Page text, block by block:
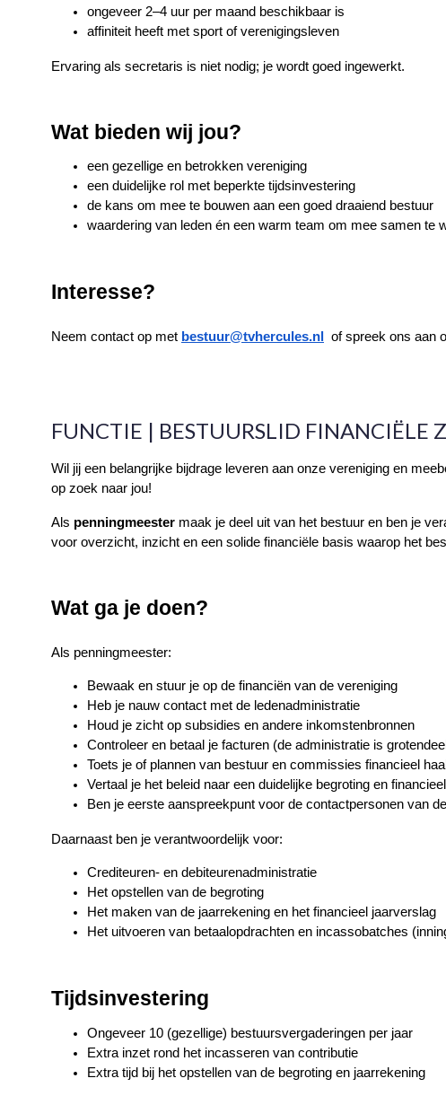
ongeveer 2–4 uur per maand beschikbaar is
affiniteit heeft met sport of verenigingsleven
Ervaring als secretaris is niet nodig; je wordt goed ingewerkt.
Wat bieden wij jou?
een gezellige en betrokken vereniging
een duidelijke rol met beperkte tijdsinvestering
de kans om mee te bouwen aan een goed draaiend bestuur
waardering van leden én een warm team om mee samen te
Interesse?
Neem contact op met bestuur@tvhercules.nl of spreek ons aan
FUNCTIE | BESTUURSLID FINANCIËLE
Wil jij een belangrijke bijdrage leveren aan onze vereniging en
op zoek naar jou!
Als penningmeester maak je deel uit van het bestuur en ben je
voor overzicht, inzicht en een solide financiële basis waarop het
Wat ga je doen?
Als penningmeester:
Bewaak en stuur je op de financiën van de vereniging
Heb je nauw contact met de ledenadministratie
Houd je zicht op subsidies en andere inkomstenbronnen
Controleer en betaal je facturen (de administratie is
Toets je of plannen van bestuur en commissies financieel
Vertaal je het beleid naar een duidelijke begroting en
Ben je eerste aanspreekpunt voor de contactpersonen van
Daarnaast ben je verantwoordelijk voor:
Crediteuren- en debiteurenadministratie
Het opstellen van de begroting
Het maken van de jaarrekening en het financieel jaarverslag
Het uitvoeren van betaalopdrachten en incassobatches
Tijdsinvestering
Ongeveer 10 (gezellige) bestuursvergaderingen per jaar
Extra inzet rond het incasseren van contributie
Extra tijd bij het opstellen van de begroting en jaarrekening